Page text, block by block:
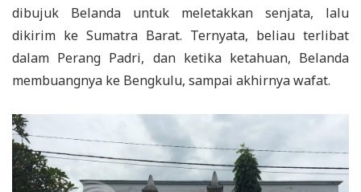
dibujuk Belanda untuk meletakkan senjata, lalu
dikirim ke Sumatra Barat. Ternyata, beliau terlibat
dalam Perang Padri, dan ketika ketahuan, Belanda
membuangnya ke Bengkulu, sampai akhirnya wafat.